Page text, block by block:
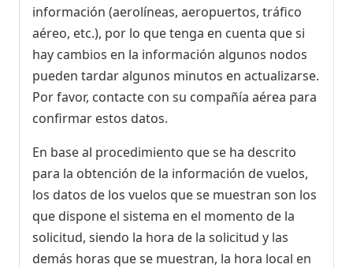
información (aerolíneas, aeropuertos, tráfico
aéreo, etc.), por lo que tenga en cuenta que si
hay cambios en la información algunos nodos
pueden tardar algunos minutos en actualizarse.
Por favor, contacte con su compañía aérea para
confirmar estos datos.
En base al procedimiento que se ha descrito
para la obtención de la información de vuelos,
los datos de los vuelos que se muestran son los
que dispone el sistema en el momento de la
solicitud, siendo la hora de la solicitud y las
demás horas que se muestran, la hora local en